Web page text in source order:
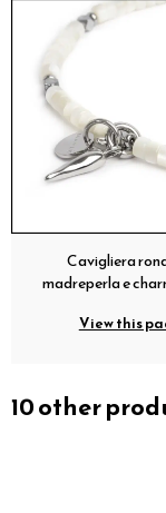
Cavigliera
madreperla e
View this
10 other